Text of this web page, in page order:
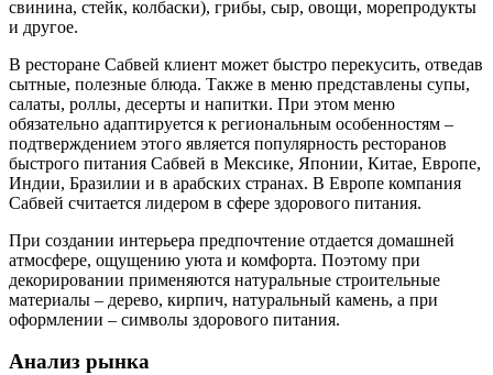
свинина, стейк, колбаски), грибы, сыр, овощи, морепродукты
и другое.
В ресторане Сабвей клиент может быстро перекусить, отведав
сытные, полезные блюда. Также в меню представлены супы,
салаты, роллы, десерты и напитки. При этом меню
обязательно адаптируется к региональным особенностям –
подтверждением этого является популярность ресторанов
быстрого питания Сабвей в Мексике, Японии, Китае, Европе,
Индии, Бразилии и в арабских странах. В Европе компания
Сабвей считается лидером в сфере здорового питания.
При создании интерьера предпочтение отдается домашней
атмосфере, ощущению уюта и комфорта. Поэтому при
декорировании применяются натуральные строительные
материалы – дерево, кирпич, натуральный камень, а при
оформлении – символы здорового питания.
Анализ рынка